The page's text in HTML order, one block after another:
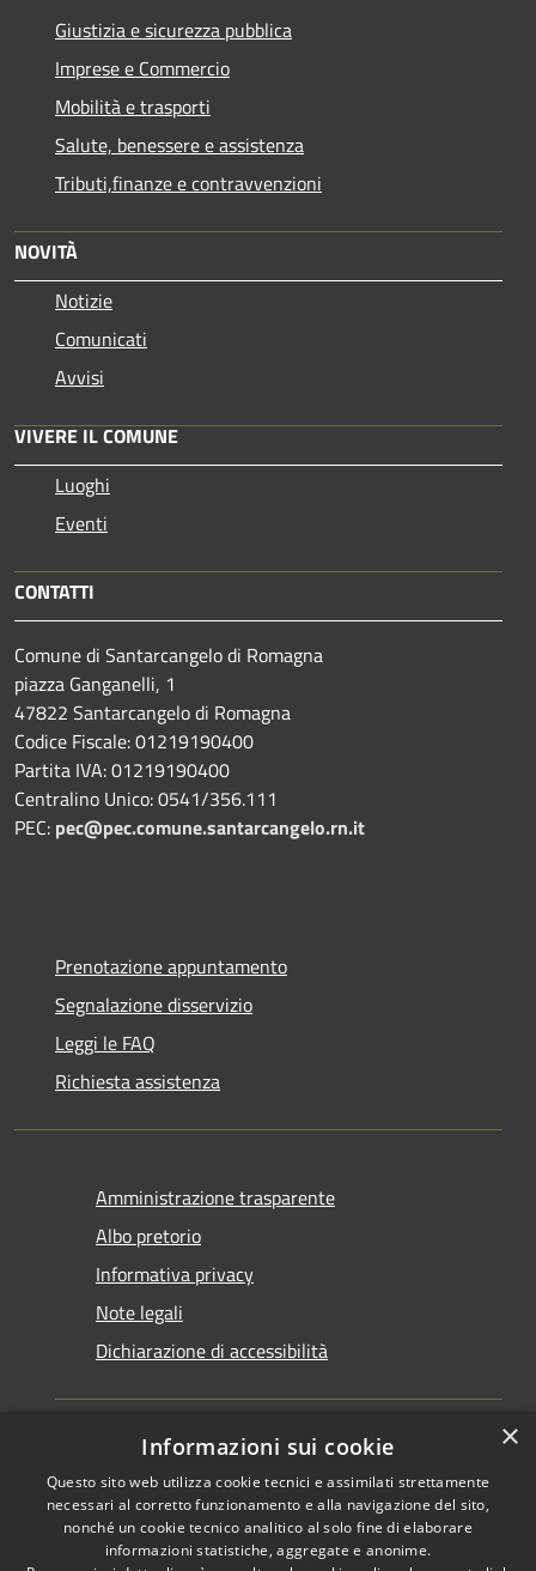
Giustizia e sicurezza pubblica
Imprese e Commercio
Mobilità e trasporti
Salute, benessere e assistenza
Tributi,finanze e contravvenzioni
NOVITÀ
Notizie
Comunicati
Avvisi
VIVERE IL COMUNE
Luoghi
Eventi
CONTATTI
Comune di Santarcangelo di Romagna
piazza Ganganelli, 1
47822 Santarcangelo di Romagna
Codice Fiscale: 01219190400
Partita IVA: 01219190400
Centralino Unico: 0541/356.111
PEC: pec@pec.comune.santarcangelo.rn.it
Prenotazione appuntamento
Segnalazione disservizio
Leggi le FAQ
Richiesta assistenza
Amministrazione trasparente
Albo pretorio
Informativa privacy
Note legali
Dichiarazione di accessibilità
RSS
Accessibilità
Copyright © 2026 • Comune di
Santarcangelo di Romagna •
Powered byMunicipium
×
Informazioni sui cookie
Questo sito web utilizza cookie tecnici e assimilati strettamente
necessari al corretto funzionamento e alla navigazione del sito,
nonché un cookie tecnico analitico al solo fine di elaborare
informazioni statistiche, aggregate e anonime.